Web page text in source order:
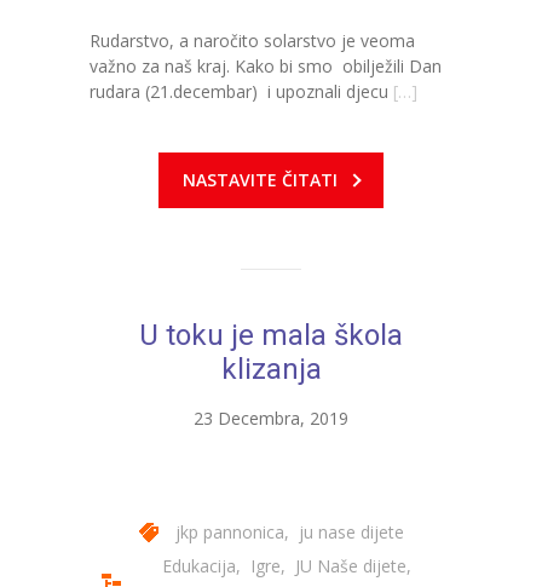
Rudarstvo, a naročito solarstvo je veoma
važno za naš kraj. Kako bi smo obilježili Dan
rudara (21.decembar) i upoznali djecu […]
NASTAVITE ČITATI
U toku je mala škola
klizanja
23 Decembra, 2019
jkp pannonica, ju nase dijete
Edukacija, Igre, JU Naše dijete,